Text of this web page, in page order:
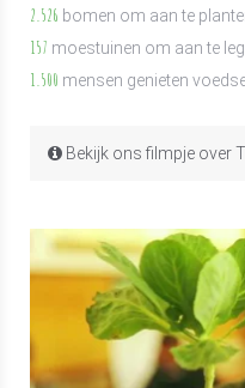
2.526 bomen om aan te
157 moestuinen om aan te
1.500 mensen genieten
Bekijk ons filmpje over